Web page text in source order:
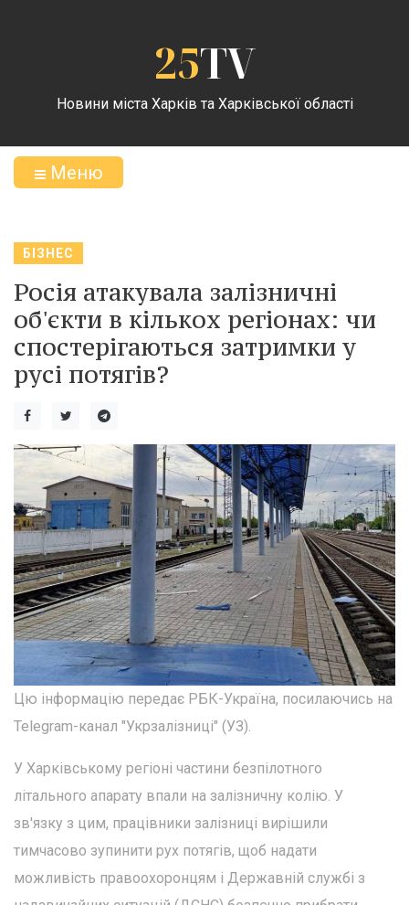
25TV
Новини міста Харків та Харківської області
Меню
БІЗНЕС
Росія атакувала залізничні
об'єкти в кількох регіонах: чи
спостерігаються затримки у
русі потягів?
Цю інформацію передає РБК-Україна, посилаючись на
Telegram-канал "Укрзалізниці" (УЗ).
У Харківському регіоні частини безпілотного
літального апарату впали на залізничну колію. У
зв'язку з цим, працівники залізниці вирішили
тимчасово зупинити рух потягів, щоб надати
можливість правоохоронцям і Державній службі з